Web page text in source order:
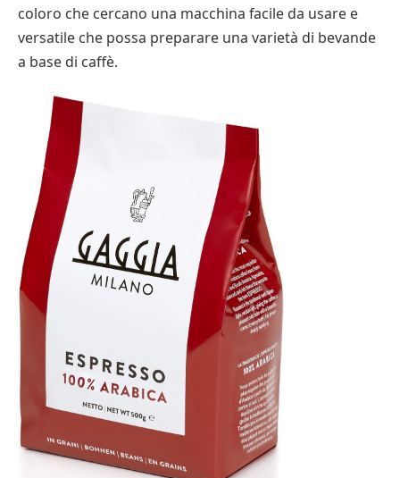
coloro che cercano una macchina facile da usare e
versatile che possa preparare una varietà di bevande
a base di caffè.